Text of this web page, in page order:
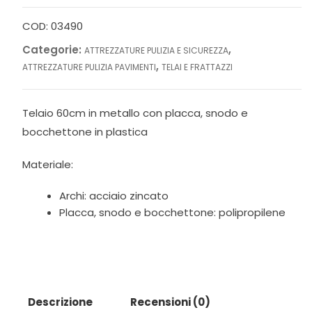
snodato
quantità
COD: 03490
Categorie: ATTREZZATURE PULIZIA E SICUREZZA,
ATTREZZATURE PULIZIA PAVIMENTI, TELAI E FRATTAZZI
Telaio 60cm in metallo con placca, snodo e
bocchettone in plastica
Materiale:
Archi: acciaio zincato
Placca, snodo e bocchettone: polipropilene
Descrizione Recensioni (0)